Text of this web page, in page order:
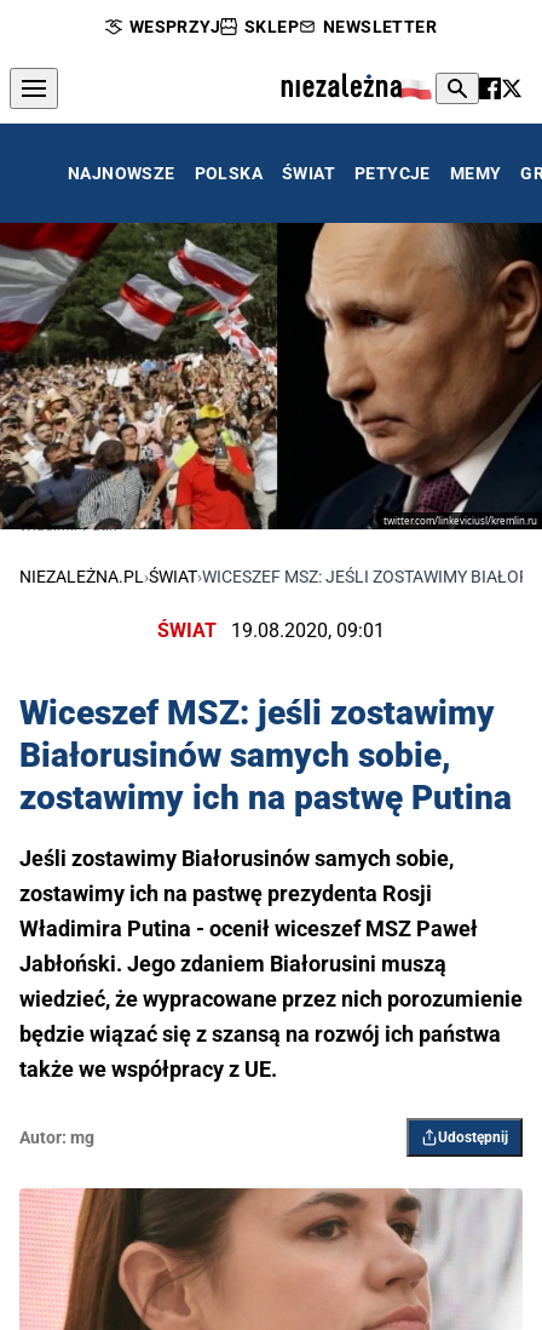
WESPRZYJ SKLEP NEWSLETTER
NAJNOWSZE POLSKA ŚWIAT PETYCJE MEMY
twitter.com/linkeviciusl/kremlin.ru
Władimir Putin
NIEZALEŻNA.PL›ŚWIAT›WICESZEF MSZ: JEŚLI ZOSTAWIMY
ŚWIAT 19.08.2020, 09:01
Wiceszef MSZ: jeśli zostawimy
Białorusinów samych sobie,
zostawimy ich na pastwę Putina
Jeśli zostawimy Białorusinów samych sobie,
zostawimy ich na pastwę prezydenta Rosji
Władimira Putina - ocenił wiceszef MSZ Paweł
Jabłoński. Jego zdaniem Białorusini muszą
wiedzieć, że wypracowane przez nich porozumienie
będzie wiązać się z szansą na rozwój ich państwa
także we współpracy z UE.
Autor: mg Udostępnij